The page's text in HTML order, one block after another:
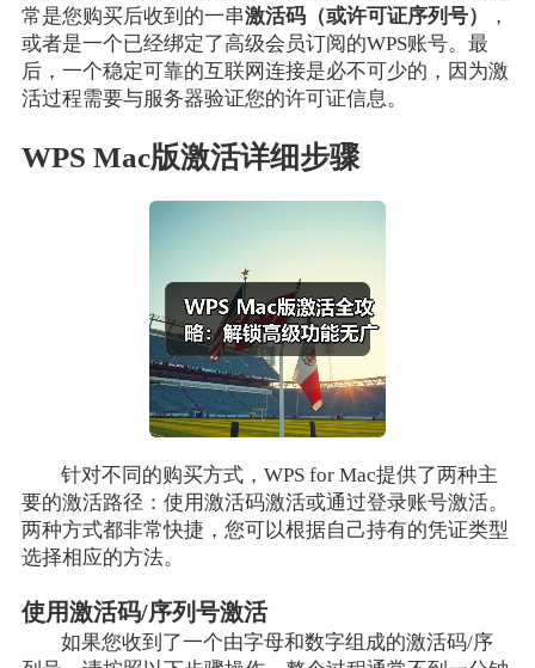
常是您购买后收到的一串激活码（或许可证序列号）
，
或者是一个已经绑定了高级会员订阅的WPS账号。最
后，一个稳定可靠的互联网连接是必不可少的，因为激
活过程需要与服务器验证您的许可证信息。
WPS Mac版激活详细步骤
针对不同的购买方式，WPS for Mac提供了两种主
要的激活路径：使用激活码激活或通过登录账号激活。
两种方式都非常快捷，您可以根据自己持有的凭证类型
选择相应的方法。
使用激活码/序列号激活
如果您收到了一个由字母和数字组成的激活码/序